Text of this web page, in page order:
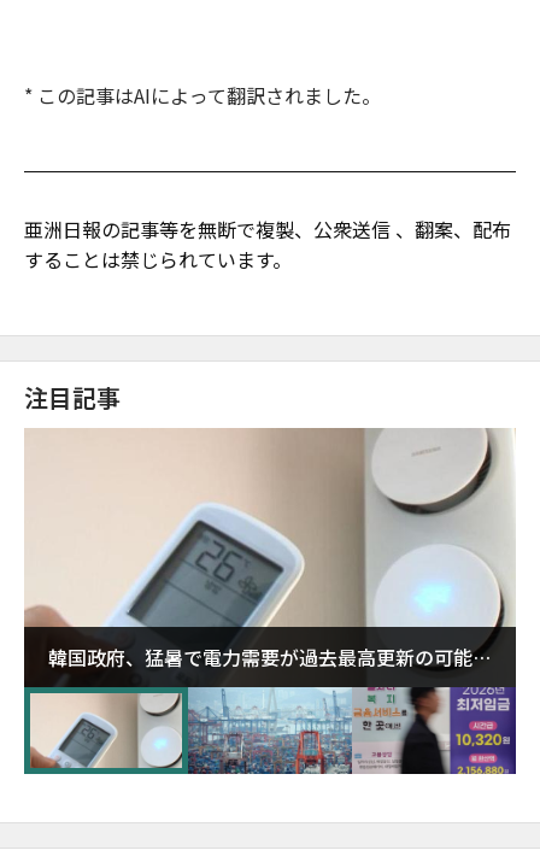
* この記事はAIによって翻訳されました。
亜洲日報の記事等を無断で複製、公衆送信 、翻案、配布
することは禁じられています。
注目記事
韓国政府、猛暑で電力需要が過去最高更新の可能性
に需給対応体制を点検